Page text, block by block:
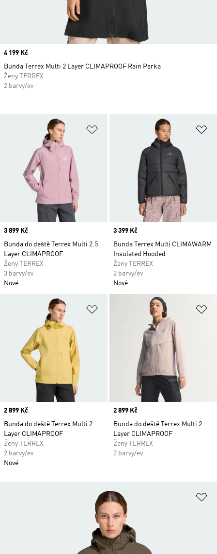
Přidat do seznamu přání
Price
3 899 Kč
Bunda do deště Terrex Multi 2.5
Layer CLIMAPROOF
Ženy TERREX
3 barvy/ev
Nové
Price
3 399 Kč
Bunda Terrex Multi CLIMAWARM
Insulated Hooded
Ženy TERREX
2 barvy/ev
Nové
Přidat do seznamu přání
Price
2 899 Kč
Bunda do deště Terrex Multi 2
Layer CLIMAPROOF
Ženy TERREX
2 barvy/ev
Nové
Price
2 899 Kč
Bunda do deště Terrex Multi 2
Layer CLIMAPROOF
Ženy TERREX
2 barvy/ev
Price
4 199 Kč
Bunda Terrex Multi 2 Layer CLIMAPROOF Rain Parka
Ženy TERREX
2 barvy/ev